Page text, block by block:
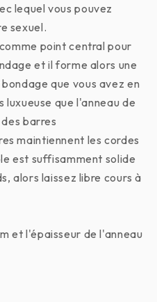
lequel vous pouvez
sexuel.
point central pour
et il forme alors une
que vous avez en
que l'anneau de
barres
maintiennent les cordes
est suffisamment solide
alors laissez libre cours à
et l'épaisseur de l'anneau